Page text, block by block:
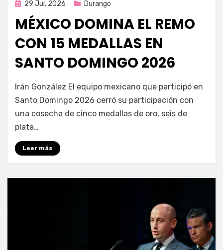
Publicada
29 Jul, 2026 Durango
MÉXICO DOMINA EL REMO
CON 15 MEDALLAS EN
SANTO DOMINGO 2026
por Fernando Miranda Servín
Irán González El equipo mexicano que participó en
Santo Domingo 2026 cerró su participación con
una cosecha de cinco medallas de oro, seis de
plata…
Leer más